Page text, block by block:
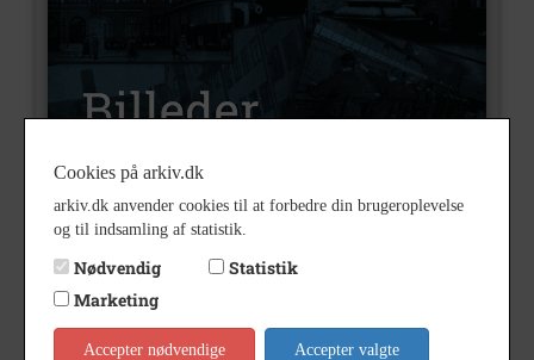
Nummer B1813
Type Billeder
Bremer Laursen
Cookies på arkiv.dk
arkiv.dk anvender cookies til at forbedre din brugeroplevelse
og til indsamling af statistik.
Nødvendig
Statistik
Marketing
Accepter nødvendige Accepter valgte